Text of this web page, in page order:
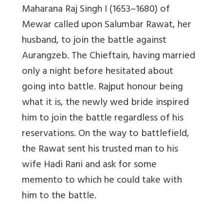
Maharana Raj Singh I (1653–1680) of
Mewar called upon Salumbar Rawat, her
husband, to join the battle against
Aurangzeb. The Chieftain, having married
only a night before hesitated about
going into battle. Rajput honour being
what it is, the newly wed bride inspired
him to join the battle regardless of his
reservations. On the way to battlefield,
the Rawat sent his trusted man to his
wife Hadi Rani and ask for some
memento to which he could take with
him to the battle.